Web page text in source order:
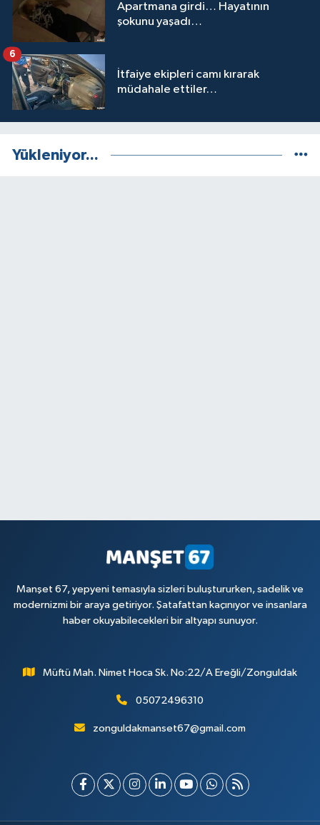
Apartmana girdi… Hayatının
şokunu yaşadı…
İtfaiye ekipleri camı kırarak
müdahale ettiler…
6
Yükleniyor...
Manşet 67, yepyeni temasıyla sizleri buluştururken, sadelik ve
modernizmi bir araya getiriyor. Şatafattan kaçınıyor ve insanlara
haber okuyabilecekleri bir altyapı sunuyor.
Müftü Mah. Nimet Hoca Sk. No:22/A Ereğli/Zonguldak
05072496310
zonguldakmanset67@gmail.com